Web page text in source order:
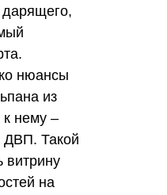
нюансы
из
нему –
ДВП. Такой
витрину
на